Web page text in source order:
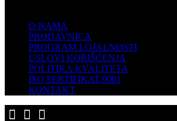
O NAMA
PRODAVNICA
PROGRAM LOJALNOSTI
USLOVI KORIŠĆENJA
POLITIKA KVALITETA
ISO SERTIFIKAT 9001
KONTAKT